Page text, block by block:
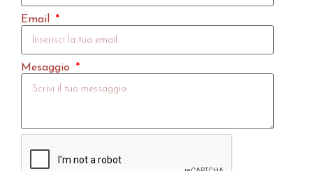
Email
Mesaggio